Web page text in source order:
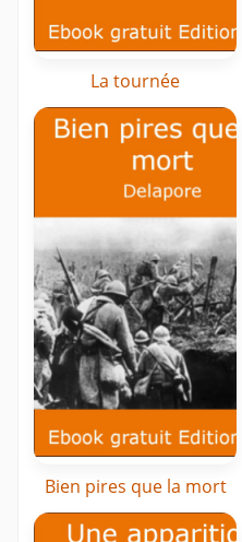
La tournée
Bien pires que la mort